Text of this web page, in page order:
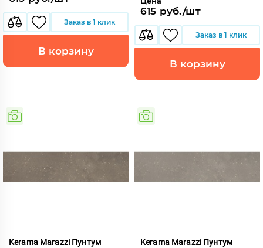
Заказ в 1 клик
В корзину
615 руб./шт
Заказ в 1 клик
В корзину
Kerama Marazzi Пунтум
Kerama Marazzi Пунтум